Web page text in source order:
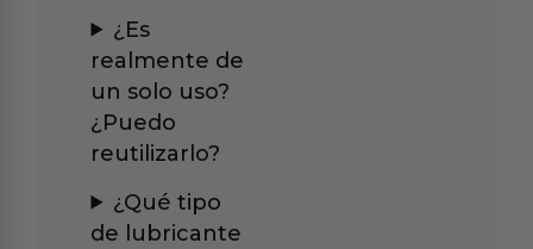
¿Es
realmente de
un solo uso?
¿Puedo
reutilizarlo?
¿Qué tipo
de lubricante